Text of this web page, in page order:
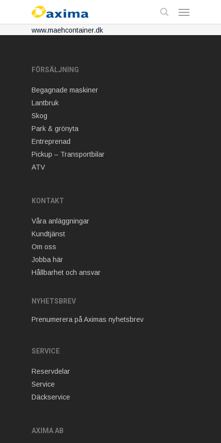
search
Menu
www.maehcontainer.dk
FÖRSÄLJNING
Begagnade maskiner
Lantbruk
Skog
Park & grönyta
Entreprenad
Pickup – Transportbilar
ATV
KONTAKT
Våra anläggningar
Kundtjänst
Om oss
Jobba här
Hållbarhet och ansvar
NYHETSBREV
Prenumerera på Aximas nyhetsbrev
SERVICE
Reservdelar
Service
Däckservice
AXIMA AB